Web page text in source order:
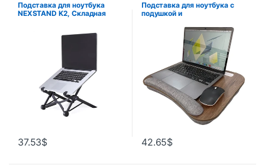
Подставка для ноутбука
NEXSTAND K2, Складная
регулируемый по высоте
кронштейн, аксессуары для
ноутбука, охлаждающий
37.53$
Подставка для ноутбука с
подушкой и
для домашнего офиса, стол
для ноутбука, подходит для
ноутбуков с диагональю до
15,6 дюймов
42.65$